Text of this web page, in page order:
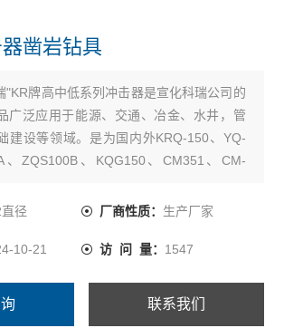
凿岩钻具
"KR牌高中低系列冲击器是宣化科瑞公司的
广泛应用于能源、交通、冶金、水井，管
建设等领域。是为国内外KRQ-150、YQ-
、ZQS100B、KQG150、CM351、CM-
孔机械有限公司-以质取胜，压缩利润，把
径 厂商性质： 生产厂家
10-21 访 问 量： 1547
联系我们